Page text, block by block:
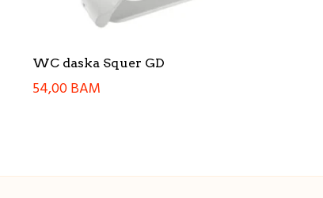
WC daska Squer GD
54,00BAM